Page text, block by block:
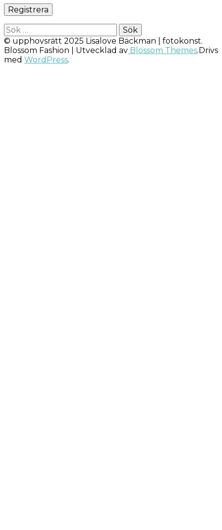
Sök
efter:
© upphovsrätt 2025 Lisalove Bäckman | fotokonst.
Blossom Fashion | Utvecklad av Blossom Themes.Drivs
med WordPress.